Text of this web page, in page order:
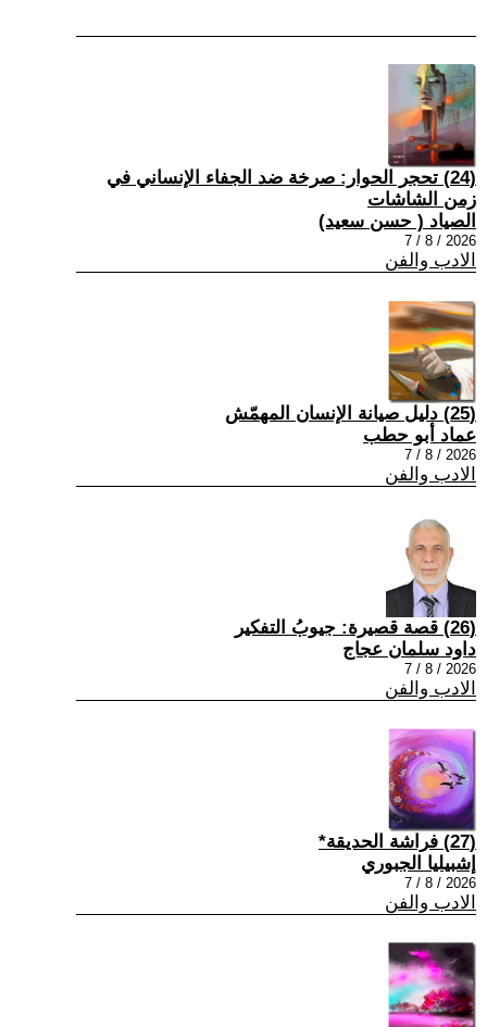
(24) تحجر الحوار: صرخة ضد الجفاء الإنساني في
زمن الشاشات
الصياد ‏( حسن سعيد‏)
2026 / 8 / 7
الادب والفن
(25) دليل صيانة الإنسان المهمّش
عماد أبو حطب
2026 / 8 / 7
الادب والفن
(26) قصة قصيرة: جيوبُ التفكير
داود سلمان عجاج
2026 / 8 / 7
الادب والفن
(27) فراشة الحديقة*
إشبيليا الجبوري
2026 / 8 / 7
الادب والفن